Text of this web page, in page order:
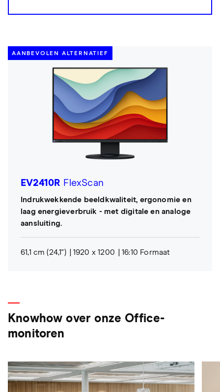
AANBEVOLEN ALTERNATIEF
EV2410R FlexScan
Indrukwekkende beeldkwaliteit, ergonomie en
laag energieverbruik - met digitale en analoge
aansluiting.
61,1 cm (24,1") 1920 x 1200 16:10 Formaat
Knowhow over onze Office-
monitoren